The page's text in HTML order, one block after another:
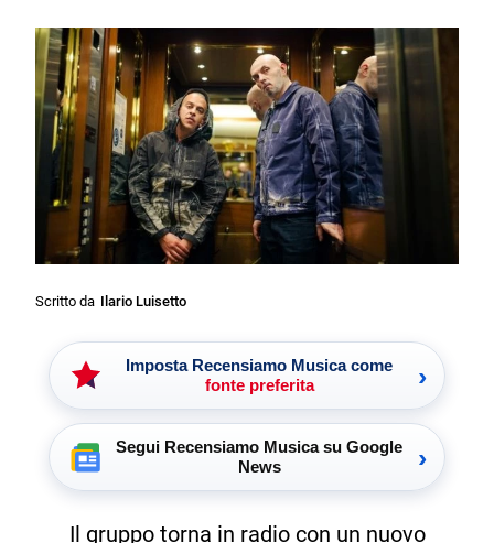
Scritto da Ilario Luisetto
Imposta Recensiamo Musica come
fonte preferita
›
Segui Recensiamo Musica su Google
News
›
Il gruppo torna in radio con un nuovo